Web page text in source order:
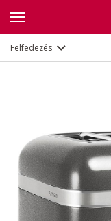
Felfedezés